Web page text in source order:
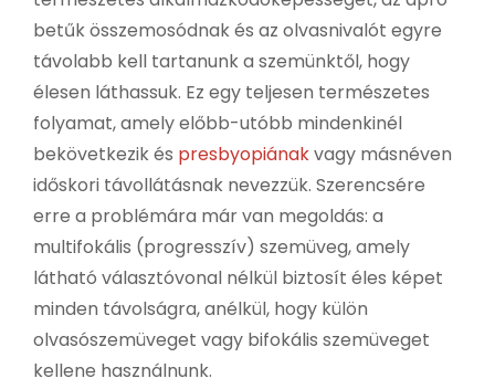
betűk összemosódnak és az olvasnivalót egyre
távolabb kell tartanunk a szemünktől, hogy
élesen láthassuk. Ez egy teljesen természetes
folyamat, amely előbb-utóbb mindenkinél
bekövetkezik és presbyopiánakvagy másnéven
időskori távollátásnak nevezzük. Szerencsére
erre a problémára már van megoldás: a
multifokális (progresszív) szemüveg, amely
látható választóvonal nélkül biztosít éles képet
minden távolságra, anélkül, hogy külön
olvasószemüveget vagy bifokális szemüveget
kellene használnunk.